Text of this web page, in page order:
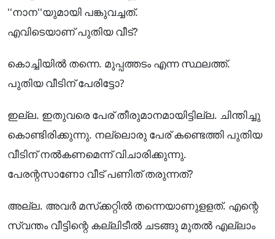
''നാന''യുമായി പങ്കുവച്ചത്.
എവിടെയാണ് പുതിയ വീട്?
കൊച്ചിയിൽ തന്നെ. മുപ്പത്തടം എന്ന സ്ഥലത്ത്.
പുതിയ വീടിന് പേരിട്ടോ?
ഇല്ല. ഇതുവരെ പേര് തീരുമാനമായിട്ടില്ല. ചിന്തിച്ചു
കൊണ്ടിരിക്കുന്നു. നല്ലൊരു പേര് കണ്ടെത്തി പുതിയ
വീടിന് നൽകണമെന്ന് വിചാരിക്കുന്നു.
പേരന്റസാണോ വീട് പണിത് തരുന്നത്?
അല്ല. അവർ മസ്‌ക്കറ്റിൽ തന്നെയാണുളളത്. എന്റെ
സ്വന്തം വീട്ടിന്റെ കല്ലിടീൽ ചടങ്ങു മുതൽ എല്ലാം